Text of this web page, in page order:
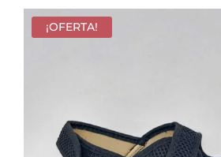
original
era:
actual
¡OFERTA!